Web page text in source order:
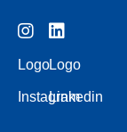
Logo
Instagram
Logo
Linkedin